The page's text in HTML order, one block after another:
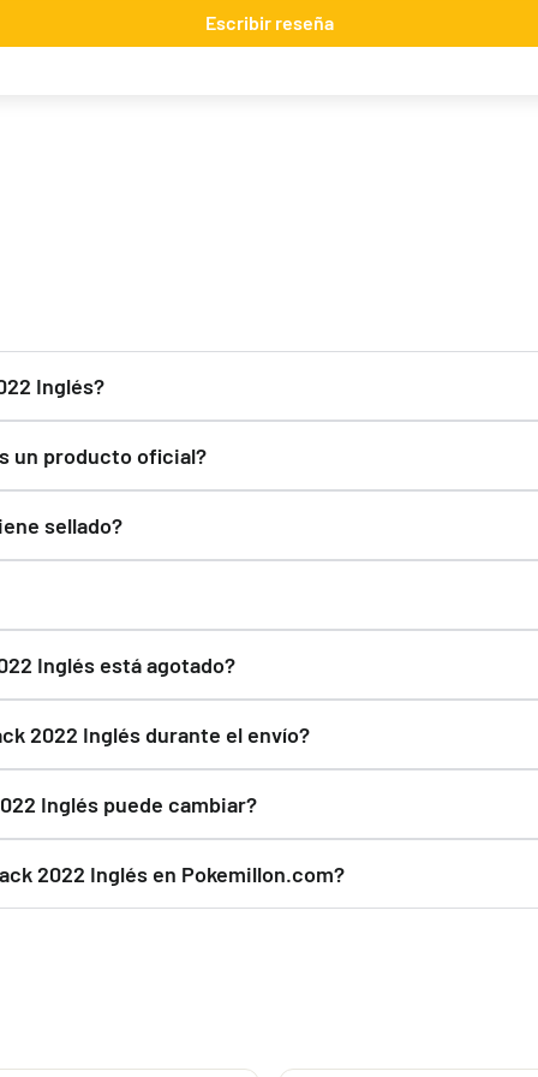
Desde29,90 €
Riley McKay "KSI's Gardevoir" Mazo World Championship 2025 Deck
Escribir reseña
Inglés?
un producto oficial?
sellado?
Inglés está agotado?
2022 Inglés durante el envío?
Inglés puede cambiar?
2022 Inglés en Pokemillon.com?